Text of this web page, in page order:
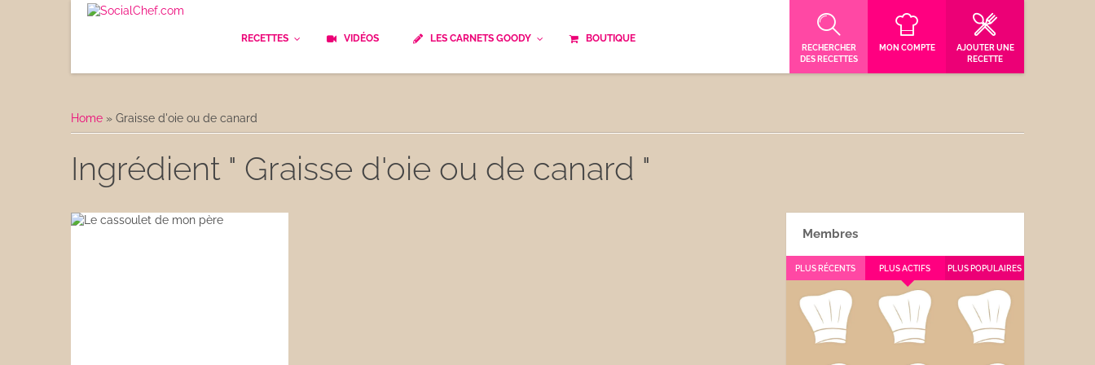
RECETTES
Le Pain
Apéritifs
Déjeuner
Cuisine française traditionnelle Repas musculation
VIDÉOS LES CARNETS GOODY
Spécialité culinaire
Les astuces Goody
BOUTIQUE
RECHERCHER
DES RECETTES
MON COMPTE
AJOUTER UNE
RECETTE
Home » Graisse d'oie ou de canard
Ingrédient " Graisse d'oie ou de canard "
Membres
PLUS RÉCENTS PLUS ACTIFS PLUS POPULAIRES